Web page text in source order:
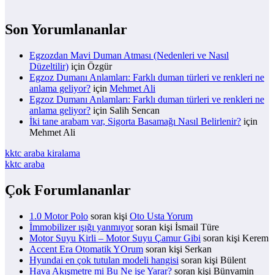
Son Yorumlananlar
Egzozdan Mavi Duman Atması (Nedenleri ve Nasıl
Düzeltilir) için Özgür
Egzoz Dumanı Anlamları: Farklı duman türleri ve renkleri ne
anlama geliyor? için Mehmet Ali
Egzoz Dumanı Anlamları: Farklı duman türleri ve renkleri ne
anlama geliyor? için Salih Sencan
İki tane arabam var, Sigorta Basamağı Nasıl Belirlenir? için
Mehmet Ali
kktc araba kiralama
kktc araba
Çok Forumlananlar
1.0 Motor Polo soran kişi Oto Usta Yorum
İmmobilizer ışığı yanmıyorsoran kişi İsmail Türe
Motor Suyu Kirli – Motor Suyu Çamur Gibi soran kişi Kerem
Accent Era Otomatik YOrum soran kişi Serkan
Hyundai en çok tutulan modeli hangisi soran kişi Bülent
Hava Akışmetre mi Bu Ne işe Yarar? soran kişi Bünyamin